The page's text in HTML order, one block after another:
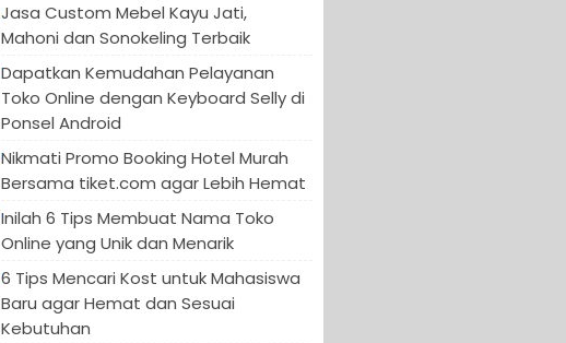
Jasa Custom Mebel Kayu Jati,
Mahoni dan Sonokeling Terbaik
Dapatkan Kemudahan Pelayanan
Toko Online dengan Keyboard Selly di
Ponsel Android
Nikmati Promo Booking Hotel Murah
Bersama tiket.com agar Lebih Hemat
Inilah 6 Tips Membuat Nama Toko
Online yang Unik dan Menarik
6 Tips Mencari Kost untuk Mahasiswa
Baru agar Hemat dan Sesuai
Kebutuhan